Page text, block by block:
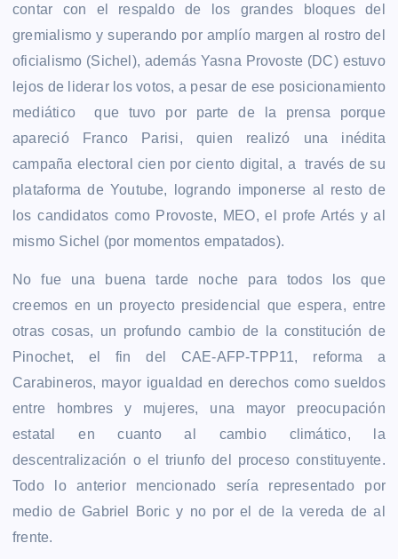
contar con el respaldo de los grandes bloques del
gremialismo y superando por amplío margen al rostro del
oficialismo (Sichel), además Yasna Provoste (DC) estuvo
lejos de liderar los votos, a pesar de ese posicionamiento
mediático que tuvo por parte de la prensa porque
apareció Franco Parisi, quien realizó una inédita
campaña electoral cien por ciento digital, a través de su
plataforma de Youtube, logrando imponerse al resto de
los candidatos como Provoste, MEO, el profe Artés y al
mismo Sichel (por momentos empatados).
No fue una buena tarde noche para todos los que
creemos en un proyecto presidencial que espera, entre
otras cosas, un profundo cambio de la constitución de
Pinochet, el fin del CAE-AFP-TPP11, reforma a
Carabineros, mayor igualdad en derechos como sueldos
entre hombres y mujeres, una mayor preocupación
estatal en cuanto al cambio climático, la
descentralización o el triunfo del proceso constituyente.
Todo lo anterior mencionado sería representado por
medio de Gabriel Boric y no por el de la vereda de al
frente.